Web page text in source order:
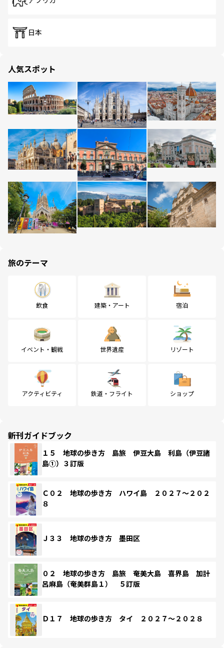
日本
人気スポット
旅のテーマ
飲食 建築・アート 宿泊
イベント・観戦 世界遺産 リゾート
アクティビティ 鉄道・フライト ショップ
新刊ガイドブック
１５ 地球の歩き方 島旅 伊豆大島 利島（伊豆諸
島①）３訂版
Ｃ０２ 地球の歩き方 ハワイ島 ２０２７～２０２
８
Ｊ３３ 地球の歩き方 墨田区
０２ 地球の歩き方 島旅 奄美大島 喜界島 加計
呂麻島（奄美群島１） ５訂版
Ｄ１７ 地球の歩き方 タイ ２０２７～２０２８